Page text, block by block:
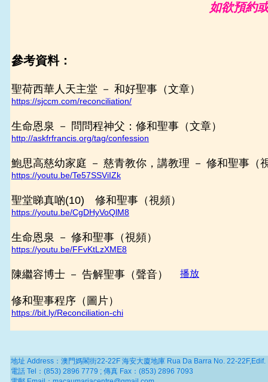
如欲預約
參考資料：
聖荷西華人天主堂 － 和好聖事（文章）
https://sjccm.com/reconciliation/
生命恩泉 － 問問程神父：修和聖事（文章）
http://askfrfrancis.org/tag/confession
鮑思高慈幼家庭 － 慈青教你，講教理 － 修和聖事（
https://youtu.be/Te57SSViIZk
聖堂睇真啲(10) 修和聖事（視頻）
https://youtu.be/CgDHyVoQlM8
生命恩泉 － 修和聖事（視頻）
https://youtu.be/FFvKtLzXME8
陳繼容博士 － 告解聖事（聲音） 播放
修和聖事程序（圖片）
https://bit.ly/Reconciliation-chi
地址 Address：澳門媽閣街22-22F 海安大廈地庫 Rua Da Barra No. 22-22F,Edif.
電話 Tel：(853) 2896 7779 ; 傳真 Fax：(853) 2896 7093